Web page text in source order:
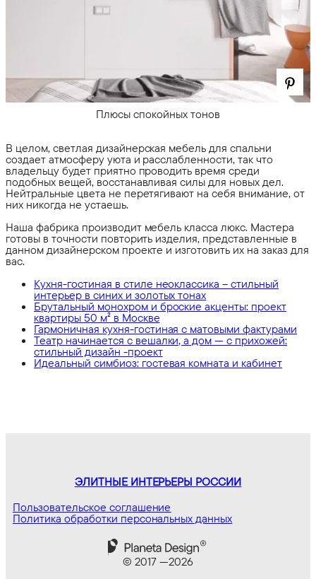
Плюсы спокойных тонов
В целом, светлая дизайнерская мебель для спальни
создает атмосферу уюта и расслабленности, так что
владельцу будет приятно проводить время среди
подобных вещей, восстанавливая силы для новых дел.
Нейтральные цвета не перетягивают на себя внимание, от
них никогда не устаешь.
Наша фабрика производит мебель класса люкс. Мастера
готовы в точности повторить изделия, представленные в
данном дизайнерском проекте и изготовить их на заказ для
вас.
Кухня-гостиная в стиле неоклассика – стильный
интерьер в синих и золотых тонах
Брутальный монохром и броские акценты: проект
квартиры 50 м² в Москве
Гармоничная кухня-гостиная с матовыми фактурами
Театр начинается с вешалки, а дом — с прихожей:
стильный дизайн -проект
Идеальный симбиоз: гостевая комната и кабинет
ЭЛИТНЫЕ ИНТЕРЬЕРЫ РОССИИ
Пользовательское соглашение
Политика обработки персональных данных
© 2017 —2026